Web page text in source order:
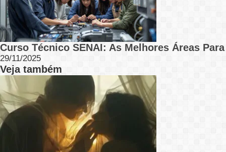
Curso Técnico SENAI: As Melhores Áreas
29/11/2025
Veja também